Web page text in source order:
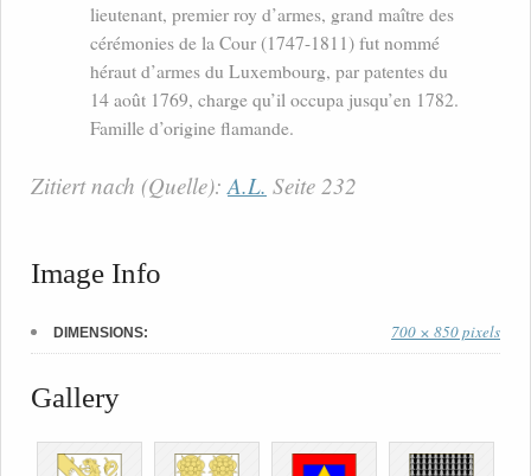
lieutenant, premier roy d’armes, grand maître des
cérémonies de la Cour (1747-1811) fut nommé
héraut d’armes du Luxembourg, par patentes du
14 août 1769, charge qu’il occupa jusqu’en 1782.
Famille d’origine flamande.
Zitiert nach (Quelle):A.L. Seite 232
Image Info
DIMENSIONS: 700 × 850 pixels
Gallery